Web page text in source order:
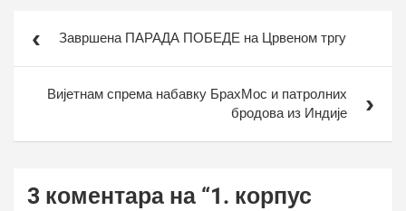
чланкаЗавршена ПАРАДА ПОБЕДЕ на Црвеном тргу
Вијетнам спрема набавку БрахМос и патролних
бродова из Индије
3 коментара на “1. корпус